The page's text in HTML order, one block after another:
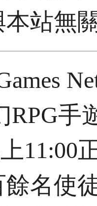
站無
RPG手
11:00
名使